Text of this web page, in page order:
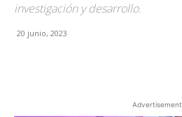
investigación y desarrollo.
20 junio, 2023
Advertisement